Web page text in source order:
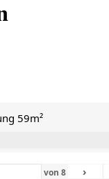
59m²
von 8 ›